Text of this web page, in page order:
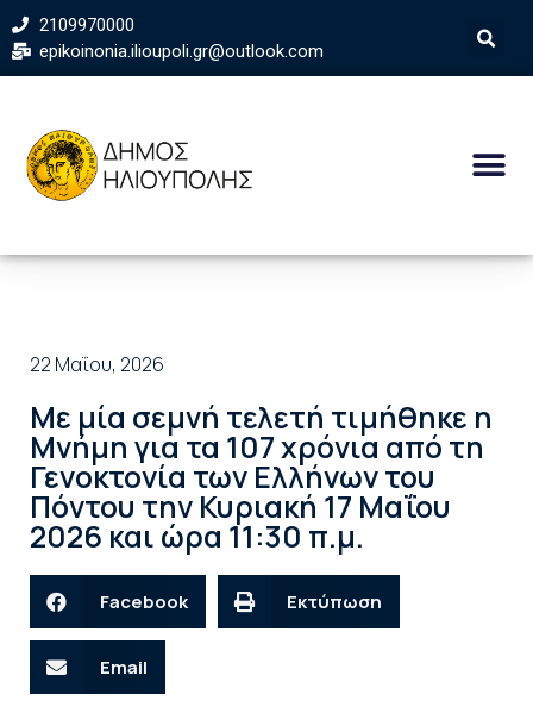
2109970000
epikoinonia.ilioupoli.gr@outlook.com
22 Μαΐου, 2026
Με μία σεμνή τελετή τιμήθηκε η
Μνήμη για τα 107 χρόνια από τη
Γενοκτονία των Ελλήνων του
Πόντου την Κυριακή 17 Μαΐου
2026 και ώρα 11:30 π.μ.
Facebook Εκτύπωση
Email